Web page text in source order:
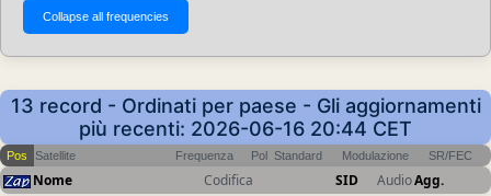
13 record - Ordinati per paese - Gli aggiornamenti
più recenti: 2026-06-16 20:44 CET
Pos Satellite Frequenza Pol Standard Modulazione SR/FEC
Nome Codifica SID AudioAgg.